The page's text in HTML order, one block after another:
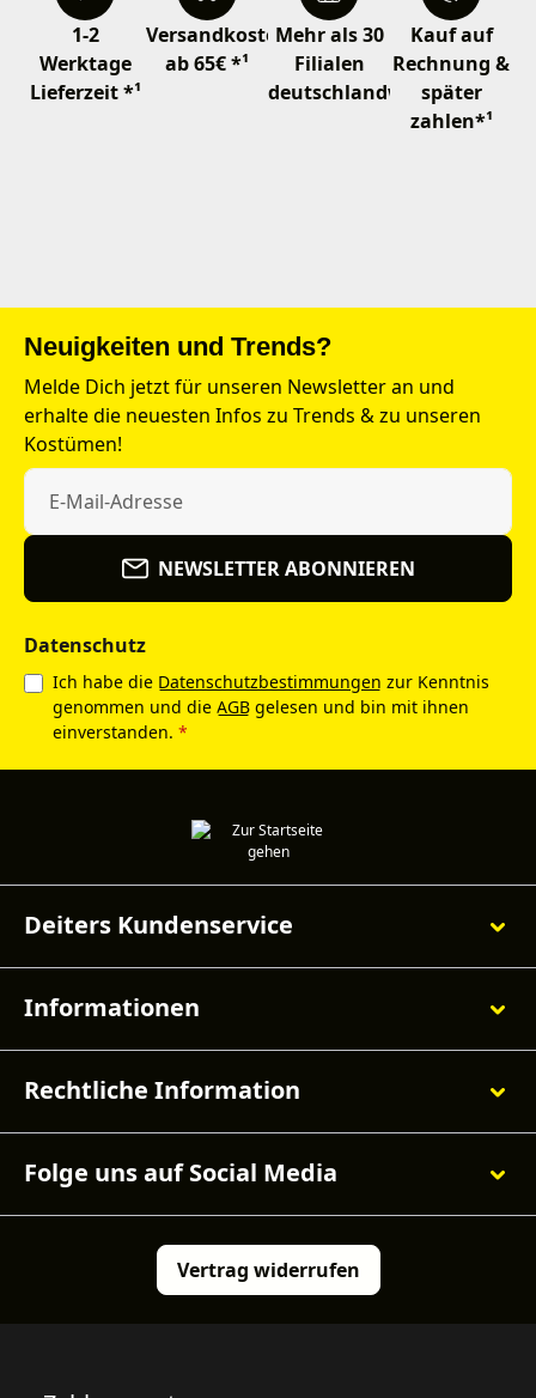
1-2
Werktage
Lieferzeit *¹
Versandkostenfrei
ab 65€ *¹
Mehr als 30
Filialen
deutschlandweit
Kauf auf
Rechnung &
später
zahlen*¹
Neuigkeiten und Trends?
Melde Dich jetzt für unseren Newsletter an und
erhalte die neuesten Infos zu Trends & zu unseren
Kostümen!
NEWSLETTER ABONNIEREN
Datenschutz
Ich habe die Datenschutzbestimmungen zur Kenntnis
genommen und die AGB gelesen und bin mit ihnen
einverstanden. *
Deiters Kundenservice
Informationen
Rechtliche Information
Folge uns auf Social Media
Vertrag widerrufen